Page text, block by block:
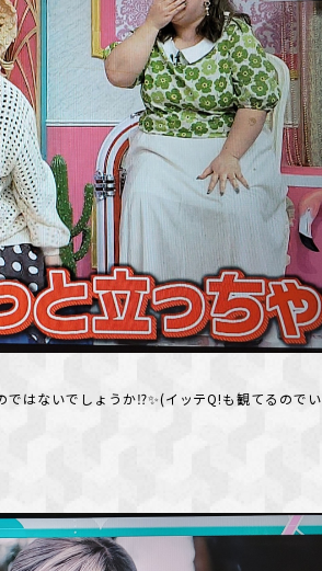
はないでしょうか⁉️✨(イッテQ!も観てるのでい